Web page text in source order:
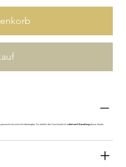
und nicht übertragbar. Du erhältst den Download-Linksofort nach Bezahlungdeines Kaufes.